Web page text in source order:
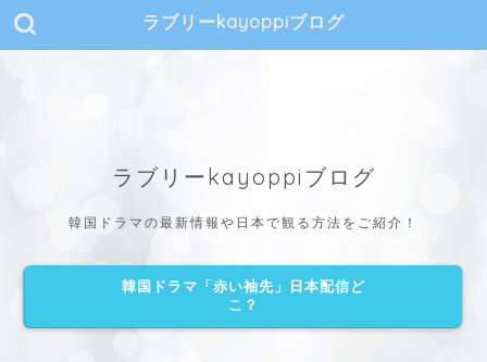
ラブリーkayoppiブログ
ラブリーkayoppiブログ
韓国ドラマの最新情報や日本で観る方法をご紹介！
韓国ドラマ「赤い袖先」日本配信ど
こ？